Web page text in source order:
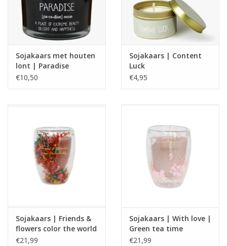
Sojakaars met houten
lont | Paradise
€10,50
Sojakaars | Content
Luck
€4,95
Sojakaars | Friends &
flowers color the world
| Silky tonka
€21,99
Sojakaars | With love |
Green tea time
€21,99